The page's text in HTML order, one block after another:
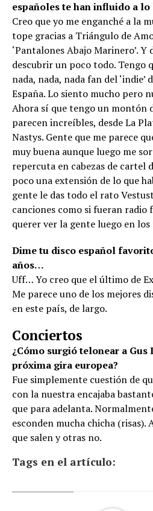
españoles te han influido a
Creo que yo me enganché a la
tope gracias a Triángulo de
‘Pantalones Abajo Marinero’. Y
descubrir un poco todo. Tengo
nada, nada, nada fan del ‘indie’
España. Lo siento mucho pero
Ahora sí que tengo un montón
parecen increíbles, desde La
Nastys. Gente que me parece
muy buena aunque luego me
repercuta en cabezas de cartel
poco una extensión de lo que
gente le das todo el rato
canciones como si fueran radio
querer ver la gente luego en los
Dime tu disco español
años…
Uff… Yo creo que el último de
Me parece uno de los mejores
en este país, de largo.
Conciertos
¿Cómo surgió telonear a Gus
próxima gira europea?
Fue simplemente cuestión de
con la nuestra encajaba
que para adelanta.
esconden mucha chicha (risas).
que salen y otras no.
Tags en el artículo: